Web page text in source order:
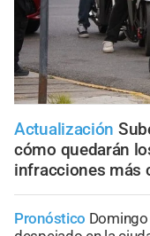
Actualización
cómo quedarán
infracciones más
Pronóstico